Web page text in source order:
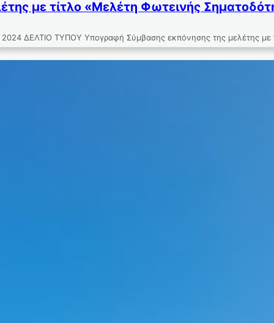
με τίτλο «Μελέτη Φωτεινής
ΤΥΠΟΥ Υπογραφή Σύμβασης εκπόνησης της μελέτης με